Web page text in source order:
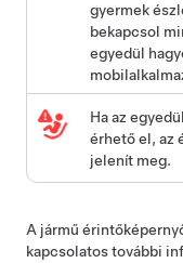
gyermek
bekapcsol
egyedül
Ha az
érhető el, az
jelenít meg.
A jármű
kapcsolatos további